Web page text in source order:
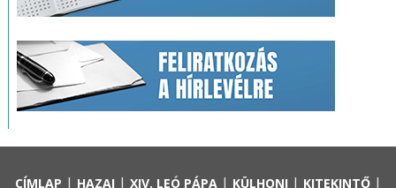
CÍMLAP | HAZAI | XIV. LEÓ PÁPA| KÜLHONI | KITEKINTŐ|